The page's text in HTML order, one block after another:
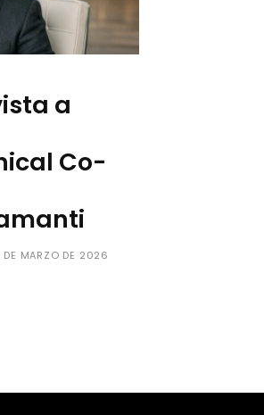
a
Co-
DE MARZO DE 2026